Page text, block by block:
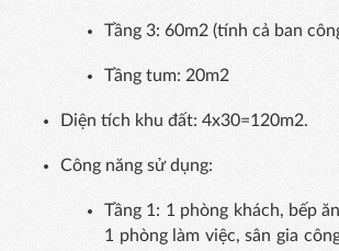
Tầng 3: 60m2 (tính cả ban
Tầng tum: 20m2
Diện tích khu đất: 4x30=120m2.
Công năng sử dụng:
Tầng 1: 1 phòng khách, bếp
1 phòng làm việc, sân gia